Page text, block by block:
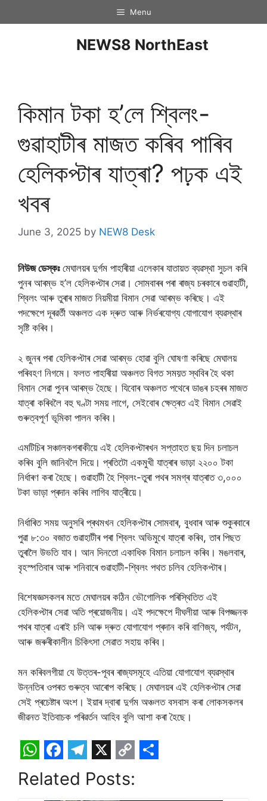
Menu
NEWS8 NorthEast
কিমান টকা হ’লে শ্বিলং-
গুৱাহাটীৰ মাজত কৰিব পাৰিব
হেলিকপ্টাৰ যাত্ৰা? পঢ়ক এই
খবৰ
June 3, 2025 by NEW8 Desk
নিউজ ডেস্কঃমেঘালয়ৰ দুৰ্গম পাহাৰীয়া এলেকাৰ যাতায়ত ব্যৱস্থা সুচল কৰি
পুনৰ আৰম্ভ হ’ল হেলিকপ্টাৰ সেৱা। সোমবাৰৰ পৰা ৰাজ্য চৰকাৰে গুৱাহাটী,
শ্বিলং আৰু তুৰাৰ মাজত নিয়মীয়া বিমান সেৱা আৰম্ভ কৰিছে। এই
পদক্ষেপে দূৰৱৰ্তী অঞ্চলত এক দ্ৰুত আৰু নিৰ্ভৰযোগ্য যোগাযোগ ব্যৱস্থাৰ
সৃষ্টি কৰিব।
২ জুনৰ পৰা হেলিকপ্টাৰ সেৱা আৰম্ভ হোৱা বুলি ঘোষণা কৰিছে মেঘালয়
পৰিবহণ নিগমে। ফলত পাহাৰীয়া অঞ্চলত বিগত সময়ত স্থবিৰ হৈ থকা
বিমান সেৱা পুনৰ আৰম্ভ হৈছে। যিবোৰ অঞ্চলত পথেৰে ডাঙৰ চহৰৰ মাজত
যাত্ৰা কৰিবলৈ বহু ঘণ্টা সময় লাগে, সেইবোৰ ক্ষেত্ৰত এই বিমান সেৱাই
গুৰুত্বপূৰ্ণ ভূমিকা পালন কৰিব।
এমটিচিৰ সঞ্চালকগৰাকীয়ে এই হেলিকপ্টাৰখন সপ্তাহত ছয় দিন চলাচল
কৰিব বুলি জানিবলৈ দিয়ে। প্ৰতিটো একমুখী যাত্ৰাৰ ভাড়া ২২০০ টকা
নিৰ্ধাৰণ কৰা হৈছে। গুৱাহাটী হৈ শ্বিলং-তুৰা পথৰ সমগ্ৰ যাত্ৰাত ৩,০০০
টকা ভাড়া প্ৰদান কৰিব লাগিব যাত্ৰীয়ে।
নিৰ্ধাৰিত সময় অনুসৰি প্ৰথমখন হেলিকপ্টাৰ সোমবাৰ, বুধবাৰ আৰু শুকুৰবাৰে
পুৱা ৮:৩০ বজাত গুৱাহাটীৰ পৰা শ্বিলং অভিমুখে যাত্ৰা কৰিব, তাৰ পিছত
তুৰালৈ উভতি যাব। আন দিনতো একাধিক বিমান চলাচল কৰিব। মঙলবাৰ,
বৃহস্পতিবাৰ আৰু শনিবাৰে গুৱাহাটী-শ্বিলং পথত চলিব হেলিকপ্টাৰ।
বিশেষজ্ঞসকলৰ মতে মেঘালয়ৰ কঠিন ভৌগোলিক পৰিস্থিতিত এই
হেলিকপ্টাৰ সেৱা অতি প্ৰয়োজনীয়। এই পদক্ষেপে দীঘলীয়া আৰু বিপজ্জনক
পথৰ যাত্ৰা এৰাই চলি আৰু দ্ৰুত যোগাযোগ প্ৰদান কৰি বাণিজ্য, পৰ্যটন,
আৰু জৰুৰীকালীন চিকিৎসা সেৱাত সহায় কৰিব।
মন কৰিবলগীয়া যে উত্তৰ-পূবৰ ৰাজ্যসমূহে এতিয়া যোগাযোগ ব্যৱস্থাৰ
উন্নতিৰ ওপৰত গুৰুত্ব আৰোপ কৰিছে। মেঘালয়ৰ এই হেলিকপ্টাৰ সেৱা
সেই প্ৰচেষ্টাৰ অংশ। ইয়াৰ দ্বাৰা দুৰ্গম অঞ্চলত বসবাস কৰা লোকসকলৰ
জীৱনত ইতিবাচক পৰিৱৰ্তন আহিব বুলি আশা কৰা হৈছে।
W
h
F
a
T
e
X
C
o
Related Posts: